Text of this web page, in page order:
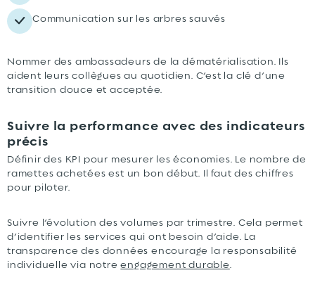
Communication sur les arbres sauvés
Nommer des ambassadeurs de la dématérialisation. Ils
aident leurs collègues au quotidien. C’est la clé d’une
transition douce et acceptée.
Suivre la performance avec des indicateurs
précis
Définir des KPI pour mesurer les économies. Le nombre de
ramettes achetées est un bon début. Il faut des chiffres
pour piloter.
Suivre l’évolution des volumes par trimestre. Cela permet
d’identifier les services qui ont besoin d’aide. La
transparence des données encourage la responsabilité
individuelle via notreengagement durable.